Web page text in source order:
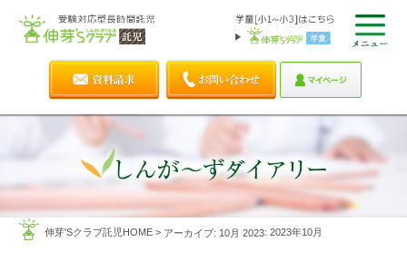
伸芽'Sクラブ託児HOME> アーカイブ: 10月 2023: 2023年10月